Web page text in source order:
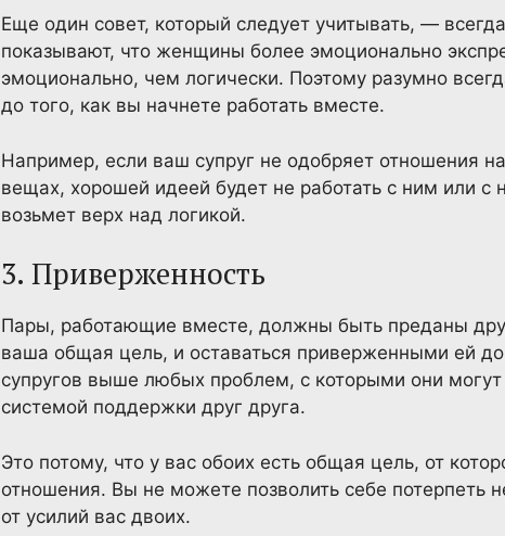
Еще один совет, который следует учитывать, —
показывают, что женщины более эмоционально
эмоционально, чем логически. Поэтому разумно
до того, как вы начнете работать вместе.
Например, если ваш супруг не одобряет отношения
вещах, хорошей идеей будет не работать с ним или с
возьмет верх над логикой.
3. Приверженность
Пары, работающие вместе, должны быть преданы
ваша общая цель, и оставаться приверженными ей
супругов выше любых проблем, с которыми они
системой поддержки друг друга.
Это потому, что у вас обоих есть общая цель, от
отношения. Вы не можете позволить себе потерпеть
от усилий вас двоих.